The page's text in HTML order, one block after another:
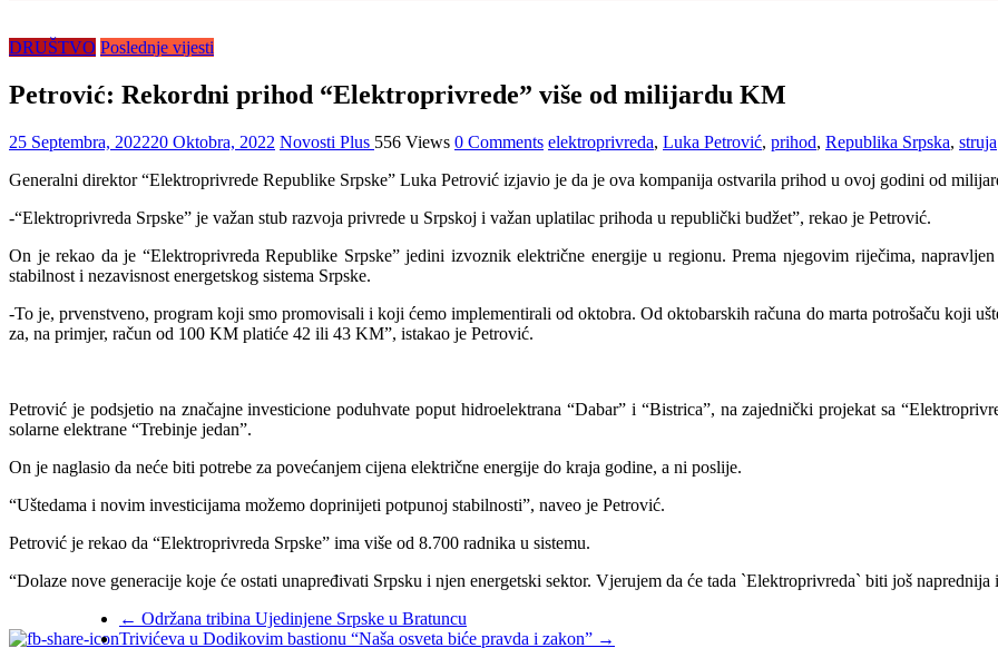
DRUŠTVO Poslednje vijesti
Petrović: Rekordni prihod “Elektroprivrede” više od milijardu KM
25 Septembra, 202220 Oktobra, 2022 Novosti Plus 556 Views 0 Comments elektroprivreda, Luka Petrović, prihod, Republika Srpska, struja
Generalni direktor “Elektroprivrede Republike Srpske” Luka Petrović izjavio je da je ova kompanija ostvarila prihod u ovoj godini od
-“Elektroprivreda Srpske” je važan stub razvoja privrede u Srpskoj i važan uplatilac prihoda u republički budžet”, rekao je Petrović.
On je rekao da je “Elektroprivreda Republike Srpske” jedini izvoznik električne energije u regionu. Prema njegovim riječima,
stabilnost i nezavisnost energetskog sistema Srpske.
-To je, prvenstveno, program koji smo promovisali i koji ćemo implementirali od oktobra. Od oktobarskih računa do marta potrošaču koji
za, na primjer, račun od 100 KM platiće 42 ili 43 KM”, istakao je Petrović.
Petrović je podsjetio na značajne investicione poduhvate poput hidroelektrana “Dabar” i “Bistrica”, na zajednički projekat sa
solarne elektrane “Trebinje jedan”.
On je naglasio da neće biti potrebe za povećanjem cijena električne energije do kraja godine, a ni poslije.
“Uštedama i novim investicijama možemo doprinijeti potpunoj stabilnosti”, naveo je Petrović.
Petrović je rekao da “Elektroprivreda Srpske” ima više od 8.700 radnika u sistemu.
“Dolaze nove generacije koje će ostati unapređivati Srpsku i njen energetski sektor. Vjerujem da će tada `Elektroprivreda` biti još
← Održana tribina Ujedinjene Srpske u Bratuncu
Trivićeva u Dodikovim bastionu “Naša osveta biće pravda i zakon” →